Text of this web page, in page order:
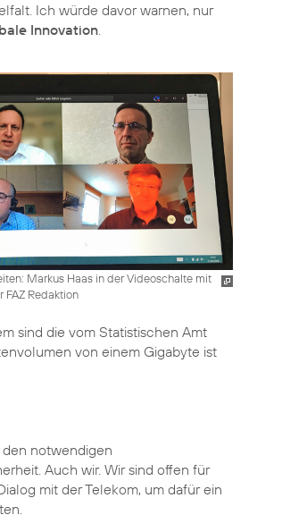
Ich würde davor warnen, nur
Innovation.
Markus Haas in der Videoschalte mit
FAZ Redaktion
sind die vom Statistischen Amt
von einem Gigabyte ist
notwendigen
Auch wir. Wir sind offen für
mit der Telekom, um dafür ein